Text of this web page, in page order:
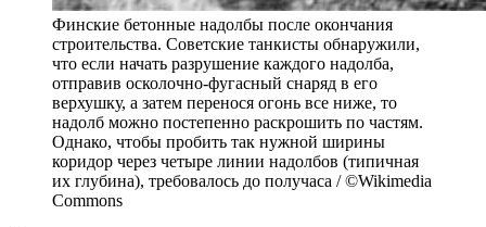
Финские бетонные надолбы после окончания
строительства. Советские танкисты обнаружили,
что если начать разрушение каждого надолба,
отправив осколочно-фугасный снаряд в его
верхушку, а затем перенося огонь все ниже, то
надолб можно постепенно раскрошить по частям.
Однако, чтобы пробить так нужной ширины
коридор через четыре линии надолбов (типичная
их глубина), требовалось до получаса / ©Wikimedia
Commons